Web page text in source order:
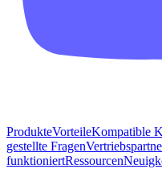
ProdukteVorteileKompatible
gestellte Fragen
funktioniertRessourcen